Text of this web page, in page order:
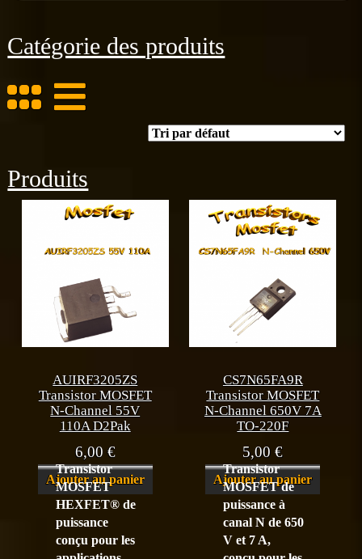
Catégorie des produits
Produits
AUIRF3205ZS
Transistor MOSFET
N-Channel 55V
110A D2Pak
6,00 €
Ajouter au panier
Transistor
MOSFET
HEXFET® de
puissance
conçu pour les
CS7N65FA9R
Transistor MOSFET
N-Channel 650V 7A
TO-220F
5,00€
Ajouter au panier
Transistor
MOSFET de
puissance à
canal N de 650
V et 7 A,